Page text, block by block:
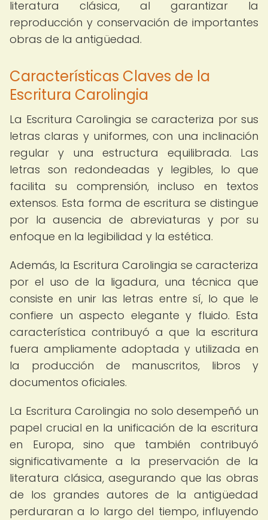
literatura clásica, al garantizar la
reproducción y conservación de importantes
obras de la antigüedad.
Características Claves de la
Escritura Carolingia
La Escritura Carolingia se caracteriza por sus
letras claras y uniformes, con una inclinación
regular y una estructura equilibrada. Las
letras son redondeadas y legibles, lo que
facilita su comprensión, incluso en textos
extensos. Esta forma de escritura se distingue
por la ausencia de abreviaturas y por su
enfoque en la legibilidad y la estética.
Además, la Escritura Carolingia se caracteriza
por el uso de la ligadura, una técnica que
consiste en unir las letras entre sí, lo que le
confiere un aspecto elegante y fluido. Esta
característica contribuyó a que la escritura
fuera ampliamente adoptada y utilizada en
la producción de manuscritos, libros y
documentos oficiales.
La Escritura Carolingia no solo desempeñó un
papel crucial en la unificación de la escritura
en Europa, sino que también contribuyó
significativamente a la preservación de la
literatura clásica, asegurando que las obras
de los grandes autores de la antigüedad
perduraran a lo largo del tiempo, influyendo